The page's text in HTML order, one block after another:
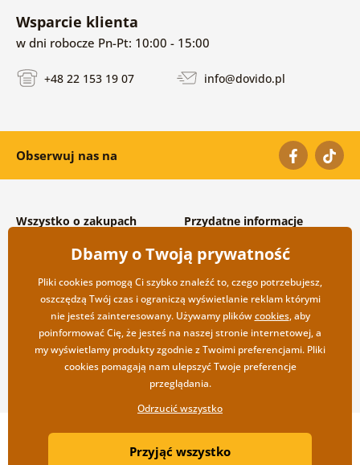
Wsparcie klienta
w dni robocze Pn-Pt: 10:00 - 15:00
+48 22 153 19 07 info@dovido.pl
Obserwuj nas na
Wszystko o zakupach
Warunki handlowe i
reklamacyjne
Prywatność
Opcje wysyłki i płatności
Zwrot towarów
Przydatne informacje
Często zadawane pytania
Kontakt
Współpraca hurtowa
Copyright ©2019 © Dovido.pl.
| Sklep internetowy został stworzony przez
Dbamy o Twoją prywatność
Pliki cookies pomogą Ci szybko znaleźć to, czego potrzebujesz,
oszczędzą Twój czas i ograniczą wyświetlanie reklam którymi
nie jesteś zainteresowany. Używamy plikówcookies, aby
poinformować Cię, że jesteś na naszej stronie internetowej, a
my wyświetlamy produkty zgodnie z Twoimi preferencjami. Pliki
cookies pomagają nam ulepszyć Twoje preferencje
przeglądania.
Odrzucić wszystko
Przyjąć wszystko